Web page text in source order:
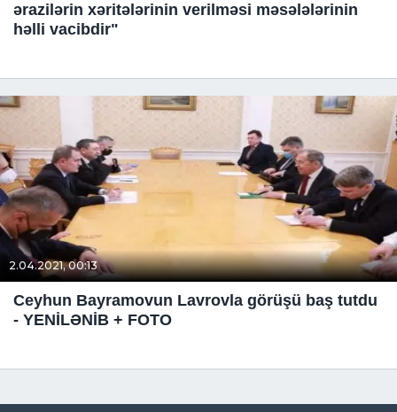
ərazilərin xəritələrinin verilməsi məsələlərinin
həlli vacibdir"
2.04.2021, 00:13
Ceyhun Bayramovun Lavrovla görüşü baş tutdu
- YENİLƏNİB + FOTO